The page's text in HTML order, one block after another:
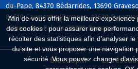
Afin de vous offrir la meilleure expérience
des cookies : pour assurer une
récolter des statistiques afin d'analyser
du site et vous proposer une navigation
sécurité. Vous pouvez changer
du-Pape, 84370 Bédarrides, 13690
84510 Caumont s/Durance, 13630
Althen-des-Paluds, 30390 Domazan
Biocoop.fr Le